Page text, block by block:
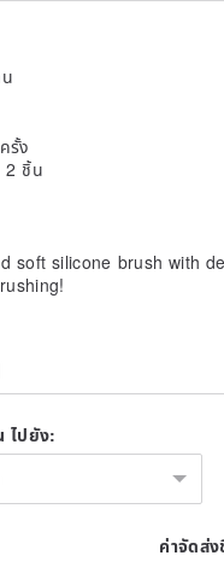
รั้ง
2 ชิ้น
soft silicone brush with
ไปยัง:
ค่าจัดส่ง